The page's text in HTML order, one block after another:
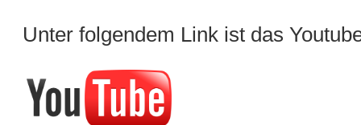
Unter folgendem Link ist das